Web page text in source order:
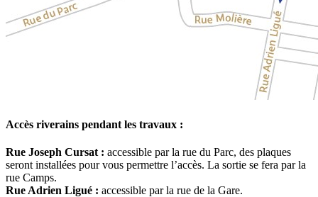
Accès riverains pendant les travaux :
Rue Joseph Cursat : accessible par la rue du Parc, des plaques
seront installées pour vous permettre l’accès. La sortie se fera par la
rue Camps.
Rue Adrien Ligué : accessible par la rue de la Gare.